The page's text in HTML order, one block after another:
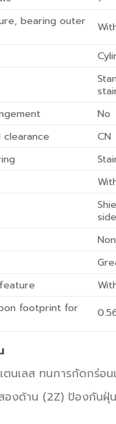
bearing outer
No
clearance
CN
footprint for
นเลส ทนการกัดกร่อน
องด้าน (2Z) ป้องกันฝุ่